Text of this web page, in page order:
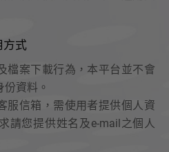
方式
檔案下載行為，本平台並不會
資料。
服信箱，需使用者提供個人資
請您提供姓名及e-mail之個人